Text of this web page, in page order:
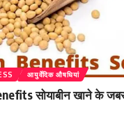
आयुर्वेदिक औषधियां
सोयाबीन खाने के